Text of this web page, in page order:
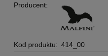
Producent:
Kod produktu: 414_00